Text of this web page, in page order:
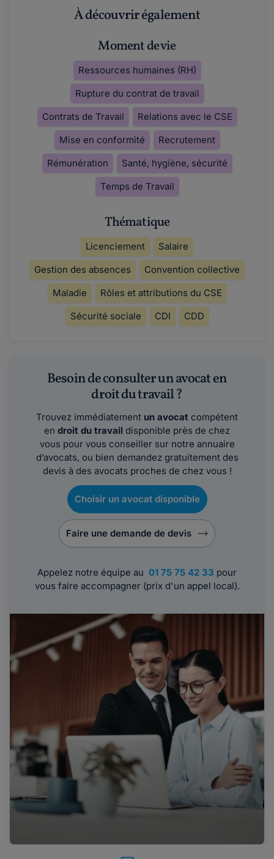
À découvrir également
Moment de vie
Ressources humaines (RH)
Rupture du contrat de travail
Contrats de Travail
Relations avec le CSE
Mise en conformité
Recrutement
Rémunération
Santé, hygiène, sécurité
Temps de Travail
Thématique
Licenciement
Salaire
Gestion des absences
Convention collective
Maladie
Rôles et attributions du CSE
Sécurité sociale
CDI CDD
Besoin de consulter un avocat en
droit du travail ?
Trouvez immédiatement un avocat compétent
en droit du travail disponible près de chez
vous pour vous conseiller sur notre annuaire
d’avocats, ou bien demandez gratuitement des
devis à des avocats proches de chez vous !
Choisir un avocat disponible
Faire une demande de devis
Appelez notre équipe au 01 75 75 42 33 pour
vous faire accompagner (prix d'un appel local).